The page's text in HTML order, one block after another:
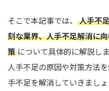
そこで本記事では、 人手不
刻な業界、人手不足解消に
策 について具体的に解説しま
人手不足の原因や対策方法
手不足を解消していきましょ